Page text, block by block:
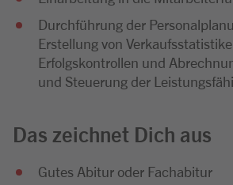
Durchführung der
Erstellung von
Erfolgskontrollen und
und Steuerung der
Das zeichnet Dich aus
Gutes Abitur oder Fachabitur